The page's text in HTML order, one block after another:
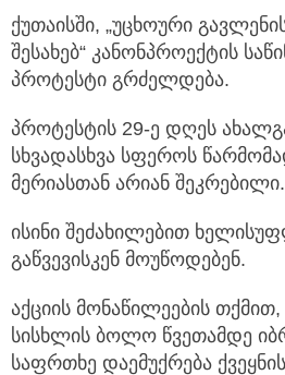
ქუთაისში, „უცხოური
შესახებ“ კანონპროექტის
პროტესტი გრძელდება.
პროტესტის 29-ე დღეს
სხვადასხვა სფეროს
მერიასთან არიან შეკრებილი.
ისინი შეძახილებით
გაწვევისკენ მოუწოდებენ.
აქციის მონაწილეების
სისხლის ბოლო წვეთამდე
საფრთხე დაემუქრება